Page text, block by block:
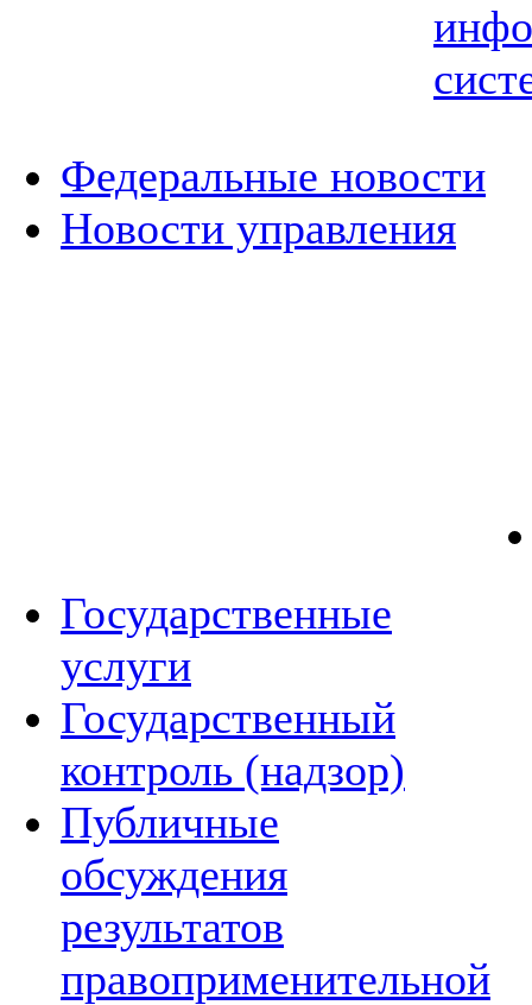
Федеральные новости
Новости управления
Государственные
услуги
Государственный
контроль (надзор)
Публичные
обсуждения
результатов
правоприменительной